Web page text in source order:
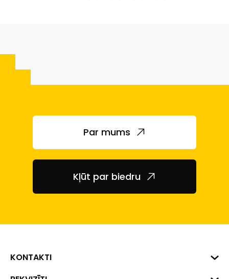
Par mums
Kļūt par biedru
KONTAKTI